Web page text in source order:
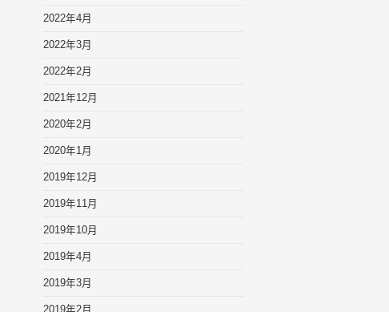
2022年4月
2022年3月
2022年2月
2021年12月
2020年2月
2020年1月
2019年12月
2019年11月
2019年10月
2019年4月
2019年3月
2019年2月